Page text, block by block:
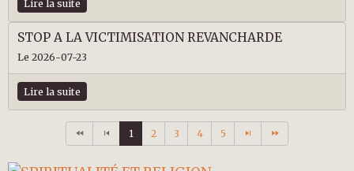
Lire la suite
STOP A LA VICTIMISATION REVANCHARDE
Le 2026-07-23
Lire la suite
1 2 3 4 5